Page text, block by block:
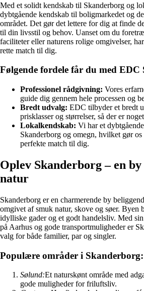
Med et solidt kendskab til Skanderborg og
dybtgående kendskab til boligmarkedet og
området. Det gør det lettere for dig at finde
til din livsstil og behov. Uanset om du
faciliteter eller naturens rolige omgivelser,
rette match til dig.
Følgende fordele får du med EDC
Professionel rådgivning: Vores
guide dig gennem hele processen og
Bredt udvalg: EDC tilbyder et bredt
prisklasser og størrelser, så der er
Lokalkendskab: Vi har et
Skanderborg og omegn, hvilket gør
perfekte match til dig.
Oplev Skanderborg – en
natur
Skanderborg er en charmerende by
omgivet af smuk natur, skove og søer. Byen
idylliske gader og et godt handelsliv. Med
på Aarhus og gode transportmuligheder er
valg for både familier, par og singler.
Populære områder i Skanderborg:
Sølund:Et naturskønt område med
gode muligheder for friluftsliv.